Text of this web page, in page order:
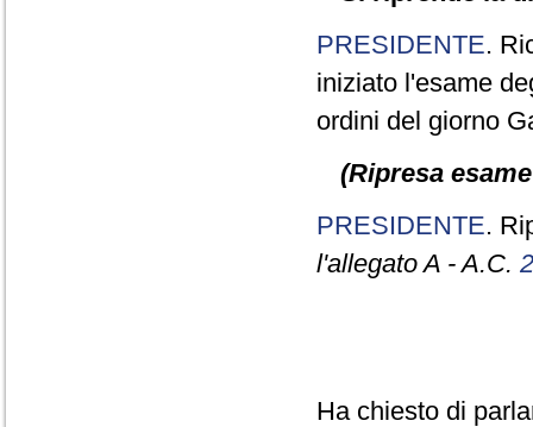
PRESIDENTE.
iniziato l'esame
ordini del giorno
(Ripresa
PRESIDENTE.
l'allegato A - A.C.
Ha chiesto di